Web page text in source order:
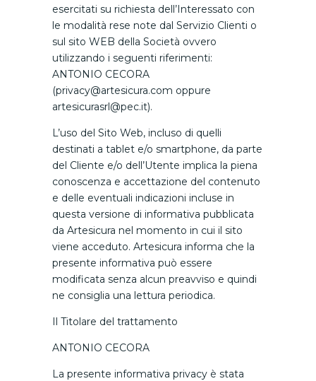
esercitati su richiesta dell’Interessato con
le modalità rese note dal Servizio Clienti o
sul sito WEB della Società ovvero
utilizzando i seguenti riferimenti:
ANTONIO CECORA
(privacy@artesicura.com oppure
artesicurasrl@pec.it).
L’uso del Sito Web, incluso di quelli
destinati a tablet e/o smartphone, da parte
del Cliente e/o dell’Utente implica la piena
conoscenza e accettazione del contenuto
e delle eventuali indicazioni incluse in
questa versione di informativa pubblicata
da Artesicura nel momento in cui il sito
viene acceduto. Artesicura informa che la
presente informativa può essere
modificata senza alcun preavviso e quindi
ne consiglia una lettura periodica.
Il Titolare del trattamento
ANTONIO CECORA
La presente informativa privacy è stata